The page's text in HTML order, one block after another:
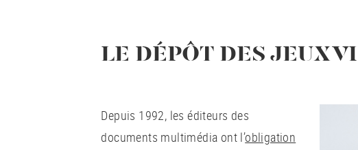
LE DÉPÔT DES JEUX
Depuis 1992, les éditeurs des
documents multimédia ont l’obligation